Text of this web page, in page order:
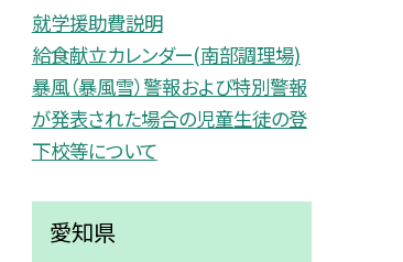
就学援助費説明
給食献立カレンダー(南部調理場)
暴風（暴風雪）警報および特別警報
が発表された場合の児童生徒の登
下校等について
愛知県